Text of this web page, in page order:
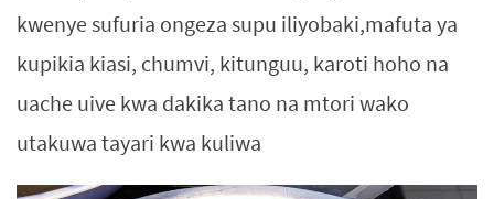
kwenye sufuria ongeza supu iliyobaki,mafuta ya
kupikia kiasi, chumvi, kitunguu, karoti hoho na
uache uive kwa dakika tano na mtori wako
utakuwa tayari kwa kuliwa